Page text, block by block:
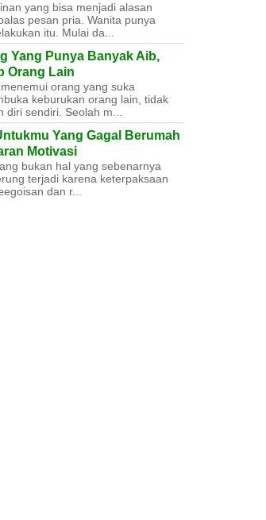
yang bisa menjadi alasan
pesan pria. Wanita punya
itu. Mulai da...
Yang Punya Banyak Aib,
Orang Lain
orang yang suka
keburukan orang lain, tidak
sendiri. Seolah m...
Yang Gagal Berumah
Motivasi
bukan hal yang sebenarnya
terjadi karena keterpaksaan
dan r...